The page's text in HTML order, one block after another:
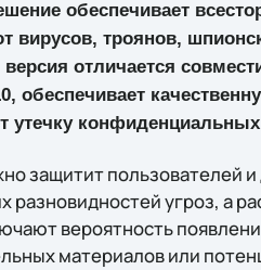
обеспечивает
вирусов, троянов,
версия отличается
обеспечивает
утечку
защитит пользователей
разновидностей угроз, а
вероятность
материалов или